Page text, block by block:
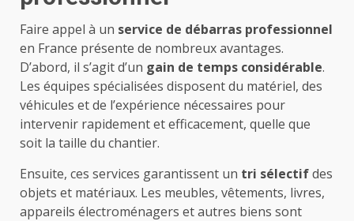
Faire appel à un service de débarras professionnel
en France présente de nombreux avantages.
D’abord, il s’agit d’un gain de temps considérable.
Les équipes spécialisées disposent du matériel, des
véhicules et de l’expérience nécessaires pour
intervenir rapidement et efficacement, quelle que
soit la taille du chantier.
Ensuite, ces services garantissent un tri sélectifdes
objets et matériaux. Les meubles, vêtements, livres,
appareils électroménagers et autres biens sont